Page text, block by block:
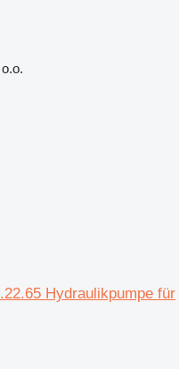
Hydraulikpumpe für